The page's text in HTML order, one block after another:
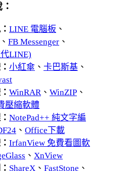
LINE 電腦板 、
、 FB Messenger 、
LINE)
小紅傘 、 卡巴斯基 、
WinRAR 、 WinZIP 、
壓縮軟體
NotePad++ 純文字編
、 Office下載
IrfanView 免費看圖軟
、 XnView
ShareX 、 FastStone 、